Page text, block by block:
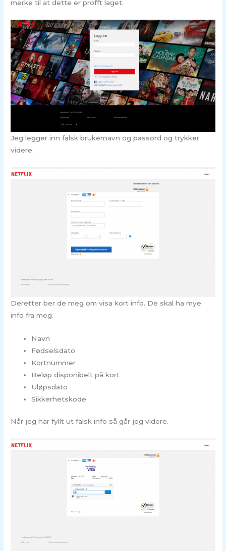
merke til at dette er profft laget.
Jeg legger inn falsk brukernavn og passord og trykker
videre.
Deretter ber de meg om visa kort info. De skal ha mye
info fra meg.
Navn
Fødselsdato
Kortnummer
Beløp disponibelt på kort
Uløpsdato
Sikkerhetskode
Når jeg har fyllt ut falsk info så går jeg videre.